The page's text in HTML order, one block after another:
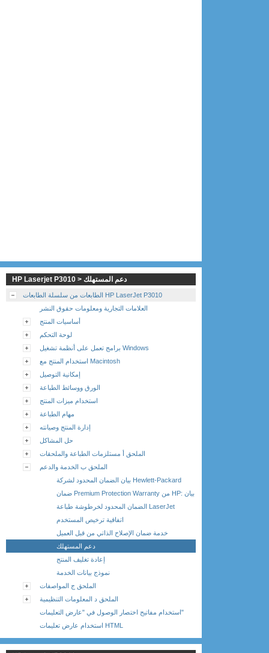
HP Laserjet P3010 > دعم المستهلك
الطابعات من سلسلة الطابعات HP LaserJet P3010
العلامات التجارية ومعلومات حقوق النشر
أساسيات المنتج
لوحة التحكم
برامج تعمل على أنظمة تشغيل Windows
استخدام المنتج مع Macintosh
إمكانية التوصيل
الورق ووسائط الطباعة
استخدام ميزات المنتج
مهام الطباعة
إدارة المنتج وصيانته
حل المشاكل
الملحق أ مستلزمات الطباعة والملحقات
الملحق ب الخدمة والدعم
بيان الضمان المحدود لشركة Hewlett-Packard
ضمان Premium Protection Warranty من HP: بيان
الضمان المحدود لخرطوشة طباعة LaserJet
اتفاقية ترخيص المستخدم
خدمة ضمان الإصلاح الذاتي من قبل العميل
دعم المستهلك
إعادة تغليف المنتج
نموذج بيانات الخدمة
الملحق ج المواصفات
الملحق د المعلومات التنظيمية
استخدام مفاتيح اختصار الوصول في "عارض التعليمات"
استخدام عارض تعليمات HTML